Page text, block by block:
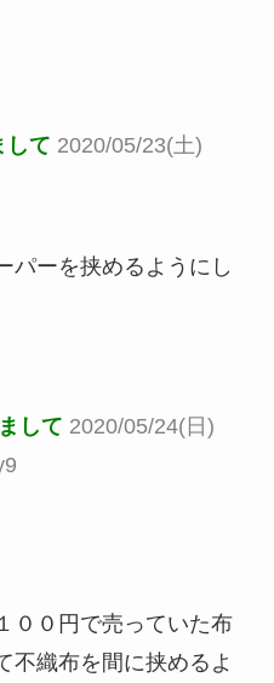
して 2020/05/23(土)
パーを挟めるようにし
して 2020/05/24(日)
００円で売っていた布
不織布を間に挟めるよ